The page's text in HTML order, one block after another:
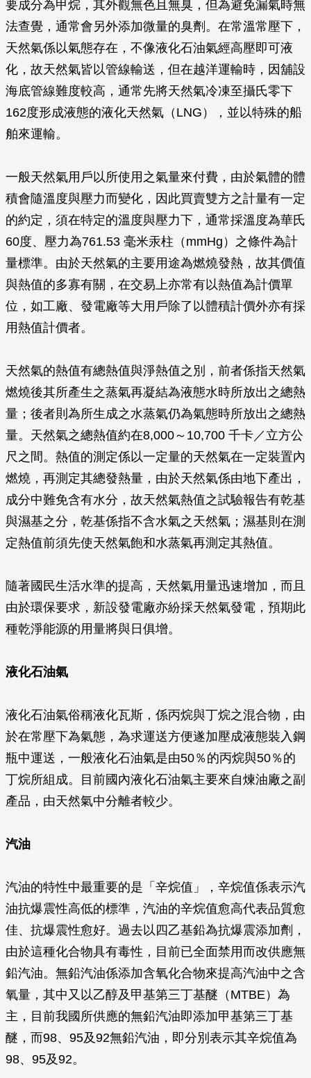
要成分為甲烷，其外觀無色且無臭，但為避免漏氣時無
法查覺，通常會另外添加微量的臭劑。在常溫常壓下，
天然氣係以氣態存在，不像液化石油氣經高壓即可液
化，故天然氣皆以管線輸送，但在越洋運輸時，因舖設
海底管線難度較高，通常先將天然氣冷凍至攝氏零下
162度形成液態的液化天然氣（LNG），並以特殊的船
舶來運輸。
一般天然氣用戶以所使用之氣量來付費，由於氣體的體
積會隨溫度與壓力而變化，因此買賣雙方之計量有一定
的約定，須在特定的溫度與壓力下，通常採溫度為華氏
60度、壓力為761.53 毫米汞柱（mmHg）之條件為計
量標準。由於天然氣的主要用途為燃燒發熱，故其價值
與熱值的多寡有關，在交易上亦常有以熱值為計價單
位，如工廠、發電廠等大用戶除了以體積計價外亦有採
用熱值計價者。
天然氣的熱值有總熱值與淨熱值之別，前者係指天然氣
燃燒後其所產生之蒸氣再凝結為液態水時所放出之總熱
量；後者則為所生成之水蒸氣仍為氣態時所放出之總熱
量。天然氣之總熱值約在8,000～10,700 千卡／立方公
尺之間。熱值的測定係以一定量的天然氣在一定裝置內
燃燒，再測定其總發熱量，由於天然氣係由地下產出，
成分中難免含有水分，故天然氣熱值之試驗報告有乾基
與濕基之分，乾基係指不含水氣之天然氣；濕基則在測
定熱值前須先使天然氣飽和水蒸氣再測定其熱值。
隨著國民生活水準的提高，天然氣用量迅速增加，而且
由於環保要求，新設發電廠亦紛採天然氣發電，預期此
種乾淨能源的用量將與日俱增。
液化石油氣
液化石油氣俗稱液化瓦斯，係丙烷與丁烷之混合物，由
於在常壓下為氣態，為求運送方便遂加壓成液態裝入鋼
瓶中運送，一般液化石油氣是由50％的丙烷與50％的
丁烷所組成。目前國內液化石油氣主要來自煉油廠之副
產品，由天然氣中分離者較少。
汽油
汽油的特性中最重要的是「辛烷值」，辛烷值係表示汽
油抗爆震性高低的標準，汽油的辛烷值愈高代表品質愈
佳、抗爆震性愈好。過去以四乙基鉛為抗爆震添加劑，
由於這種化合物具有毒性，目前已全面禁用而改供應無
鉛汽油。無鉛汽油係添加含氧化合物來提高汽油中之含
氧量，其中又以乙醇及甲基第三丁基醚（MTBE）為
主，目前我國所供應的無鉛汽油即添加甲基第三丁基
醚，而98、95及92無鉛汽油，即分別表示其辛烷值為
98、95及92。